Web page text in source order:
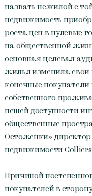
назвать нежилой с
недвижимость
роста цен в нулевые
на общественной
основная целевая
жилья изменила свои
конечные
собственного
пешей доступности
общественные
Остоженки»
недвижимости
Причиной
покупателей в